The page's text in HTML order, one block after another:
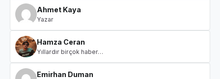
Ahmet Kaya
Yazar
Hamza Ceran
Yıllardır birçok haber…
Emirhan Duman